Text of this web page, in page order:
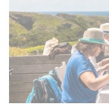
NOS
QUI